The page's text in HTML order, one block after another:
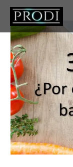
contenido